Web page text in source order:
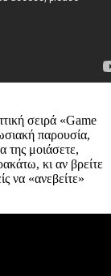
σειρά «Game
παρουσία,
της μοιάσετε,
κι αν βρείτε
να «ανεβείτε»